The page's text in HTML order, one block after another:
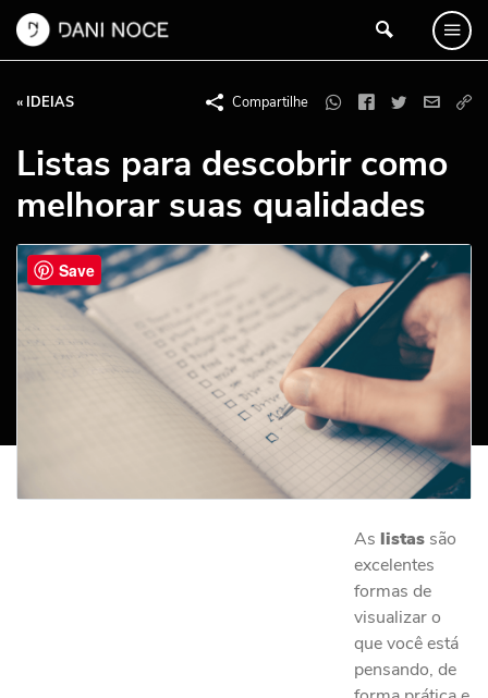
« IDEIAS Compartilhe
Listas para descobrir como
melhorar suas qualidades
As listas são
excelentes
formas de
visualizar o
que você está
pensando, de
Save